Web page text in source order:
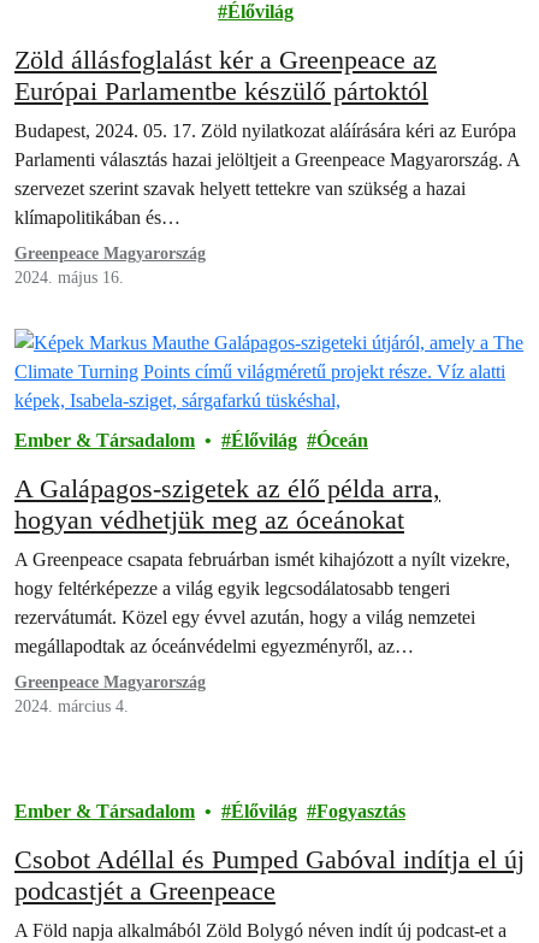
Élővilág
Zöld állásfoglalást kér a Greenpeace az
Európai Parlamentbe készülő pártoktól
Budapest, 2024. 05. 17. Zöld nyilatkozat aláírására kéri az Európa
Parlamenti választás hazai jelöltjeit a Greenpeace Magyarország. A
szervezet szerint szavak helyett tettekre van szükség a hazai
klímapolitikában és…
Greenpeace Magyarország
2024. május 16.
Ember & Társadalom Élővilág Óceán
A Galápagos-szigetek az élő példa arra,
hogyan védhetjük meg az óceánokat
A Greenpeace csapata februárban ismét kihajózott a nyílt vizekre,
hogy feltérképezze a világ egyik legcsodálatosabb tengeri
rezervátumát. Közel egy évvel azután, hogy a világ nemzetei
megállapodtak az óceánvédelmi egyezményről, az…
Greenpeace Magyarország
2024. március 4.
Ember & Társadalom Élővilág Fogyasztás
Csobot Adéllal és Pumped Gabóval indítja el új
podcastjét a Greenpeace
A Föld napja alkalmából Zöld Bolygó néven indít új podcast-et a